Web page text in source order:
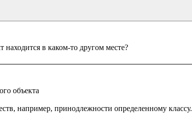
объекта
например, принодлежности определенному классу.